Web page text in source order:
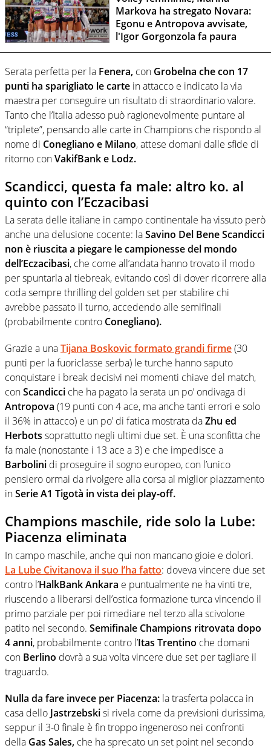
Markova ha stregato Novara:
Egonu e Antropova avvisate,
l'Igor Gorgonzola fa paura
Serata perfetta per la Fenera, con Grobelna che con 17
punti ha sparigliato le carte in attacco e indicato la via
maestra per conseguire un risultato di straordinario valore.
Tanto che l’Italia adesso può ragionevolmente puntare al
“triplete”, pensando alle carte in Champions che rispondo al
nome di Conegliano e Milano, attese domani dalle sfide di
ritorno conVakifBank e Lodz.
Scandicci, questa fa male: altro ko. al
quinto con l’Eczacibasi
La serata delle italiane in campo continentale ha vissuto però
anche una delusione cocente: laSavino Del Bene Scandicci
non è riuscita a piegare le campionesse del mondo
dell’Eczacibasi, che come all’andata hanno trovato il modo
per spuntarla al tiebreak, evitando così di dover ricorrere alla
coda sempre thrilling del golden set per stabilire chi
avrebbe passato il turno, accedendo alle semifinali
(probabilmente contro Conegliano).
Grazie a unaTijana Boskovic formato grandi firme(30
punti per la fuoriclasse serba) le turche hanno saputo
conquistare i break decisivi nei momenti chiave del match,
conScandicci che ha pagato la serata un po’ ondivaga di
Antropova (19 punti con 4 ace, ma anche tanti errori e solo
il 36% in attacco) e un po’ di fatica mostrata daZhu ed
Herbots soprattutto negli ultimi due set. È una sconfitta che
fa male (nonostante i 13 ace a 3) e che impedisce a
Barbolini di proseguire il sogno europeo, con l’unico
pensiero ormai da rivolgere alla corsa al miglior piazzamento
inSerie A1 Tigotà in vista dei play-off.
Champions maschile, ride solo la Lube:
Piacenza eliminata
In campo maschile, anche qui non mancano gioie e dolori.
La Lube Civitanova il suo l’ha fatto: doveva vincere due set
contro l’HalkBank Ankara e puntualmente ne ha vinti tre,
riuscendo a liberarsi dell’ostica formazione turca vincendo il
primo parziale per poi rimediare nel terzo alla scivolone
patito nel secondo. Semifinale Champions ritrovata dopo
4 anni, probabilmente contro l’Itas Trentino che domani
con Berlino dovrà a sua volta vincere due set per tagliare il
traguardo.
Nulla da fare invece per Piacenza: la trasferta polacca in
casa dello Jastrzebskisi rivela come da previsioni durissima,
seppur il 3-0 finale è fin troppo ingeneroso nei confronti
della Gas Sales, che ha sprecato un set point nel secondo